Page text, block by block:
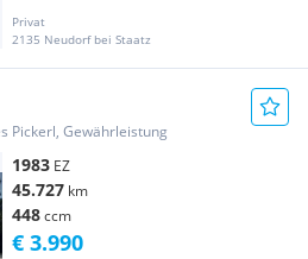
Privat
2135 Neudorf bei Staatz
Pickerl, Gewährleistung
1983 EZ
45.727 km
448ccm
€ 3.990